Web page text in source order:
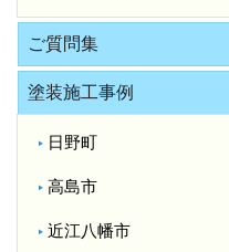
ご質問集
塗装施工事例
日野町
高島市
近江八幡市